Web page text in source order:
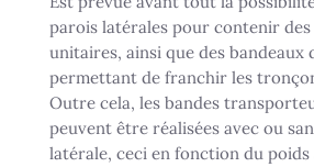
parois latérales pour contenir
unitaires, ainsi que des bandeaux
permettant de franchir les
Outre cela, les bandes
peuvent être réalisées avec ou
latérale, ceci en fonction du poids